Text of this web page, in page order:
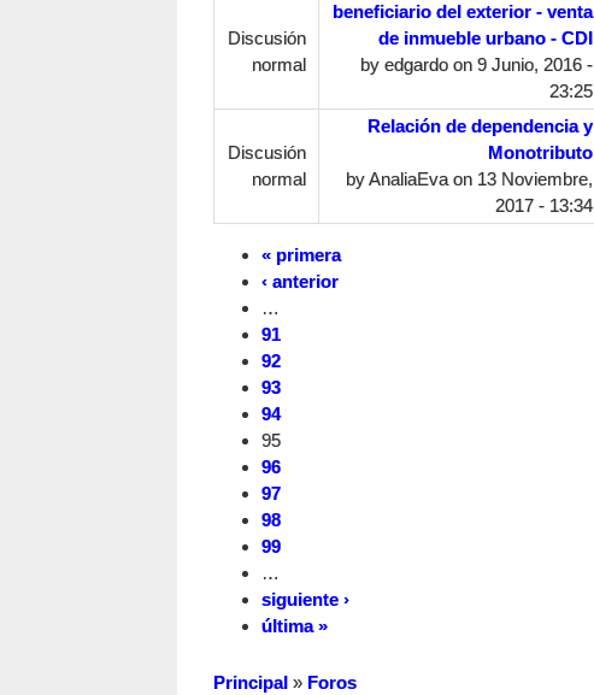
Discusión
normal
beneficiario del exterior - venta
de inmueble urbano - CDI
by edgardoon 9 Junio, 2016 -
23:25
Discusión
normal
Relación de dependencia y
Monotributo
byAnaliaEvaon 13 Noviembre,
2017 - 13:34
« primera
‹ anterior
…
91
92
93
94
95
96
97
98
99
…
siguiente ›
última »
Principal » Foros